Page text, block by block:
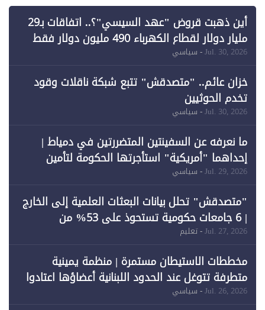
أين ذهبت قروض "عهد السيسي"؟.. اتفاقات بـ29
مليار دولار لقطاع الكهرباء 490 مليون دولار فقط
لـ"الطاقة المتجددة" (1)
Jul. 30, 2026- سياسي
خزان عائم.. "متصدقش" تتبع شبكة ناقلات وقود
تخدم الحوثيين
Jul. 30, 2026- سياسي
ما نعرفه عن السفينتين المتضررتين في دمياط |
إحداهما "أمريكية" استأجرتها الحكومة لتأمين
احتياجات الطاقة
Jul. 29, 2026- سياسي
"متصدقش" تحلل بيانات البعثات العلمية إلى الخارج
| 6 جامعات حكومية تستحوذ على 53% من
Jul. 27, 2026- تعليم
مخططات الاستيطان مستمرة | منظمة يمينية
متطرفة تتوغل عند الحدود اللبنانية أعضاؤها اعتادوا
خرق الحدود
Jul. 26, 2026- سياسي